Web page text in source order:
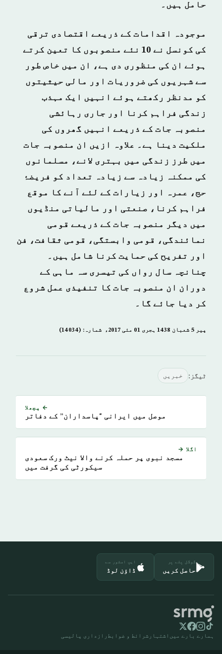
حامل ہیں۔
موجودہ اقدامات کے ذریعے اقتصادی ترقی
کی کونسل نے 10 نئے منصوبوں کا تعین کرتے
ہوئے ان کی منظوری دی ہے، ان میں خاص طور
سے شہریوں کی ضروریات اور مالی حیثیتوں
کو مدنظر رکھتے ہوئے انہیں ایک مہذب
زندگی فراہم کرنا اور جاری رہائشی
منصوبہ جات کے ذریعے انہیں گھروں کی
ملکیت دینا ہے۔ علاوہ ازیں ان منصوبہ جات
میں طرز زندگی میں بہتری لانے، مسلمانوں
کی ممکنہ زیادہ سے زیادہ تعداد کو فریضۂ
حج، عمرہ اور زیارات کے لئے آنے کا موقع
فراہم کرنا، صنعتی اور مالیاتی منڈیوں
میں دیگر منصوبہ جات کے ذریعے قومی
نمائندگی، قومی وابستگی، قومی ثقافت، فن
اور تفریح کی حمایت کرنا شامل ہیں۔
چنانچہ سال رواں کی تیسری سہ ماہی کے
دوران ان منصوبہ جات کا تنفیذی عمل شروع
کر دیا جائے گا۔
پیر 5 شعبان 1438 ہجری 01 مئی 2017ء شمارہ: (14034)
ٹیگز: خبريں
← پچھلا
موصل میں ایرانی "پاسداران” کے دفاتر
اگلا →
مسجد نبوی پر حملہ کرنے والا نیٹ ورک سعودی
سیکورٹی کی گرفت میں
گوگل پلے پر
حاصل کریں
ایپ اسٹور سے
ڈاؤن لوڈ
ہمارے بارے میں اشتہار شرائط و ضوابط رازداری پالیسی